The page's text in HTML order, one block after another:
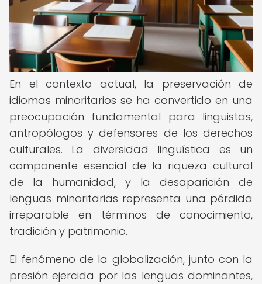
En el contexto actual, la preservación de
idiomas minoritarios se ha convertido en una
preocupación fundamental para lingüistas,
antropólogos y defensores de los derechos
culturales. La diversidad lingüística es un
componente esencial de la riqueza cultural
de la humanidad, y la desaparición de
lenguas minoritarias representa una pérdida
irreparable en términos de conocimiento,
tradición y patrimonio.
El fenómeno de la globalización, junto con la
presión ejercida por las lenguas dominantes,